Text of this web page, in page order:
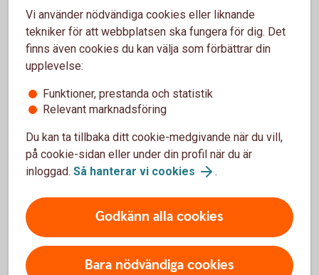
605380961
Sparkonto Plus – ökat skydd mot
bedrägerier
Bedragare vill att du agerar snabbt. Med Sparkonto Plus
skickas pengarna inte direkt vid överföringar i
internetbanken och appen, vilket ger dig tid att tänka efter.
Sparkonto Plus – läs mer och öppna
Vi använder nödvändiga cookies eller liknande
tekniker för att webbplatsen ska fungera för dig. Det
finns även cookies du kan välja som förbättrar din
upplevelse:
Funktioner, prestanda och statistik
Relevant marknadsföring
Du kan ta tillbaka ditt cookie-medgivande när du vill,
på cookie-sidan eller under din profil när du är
inloggad. Så hanterar vi cookies .
Godkänn alla cookies
Bara nödvändiga cookies